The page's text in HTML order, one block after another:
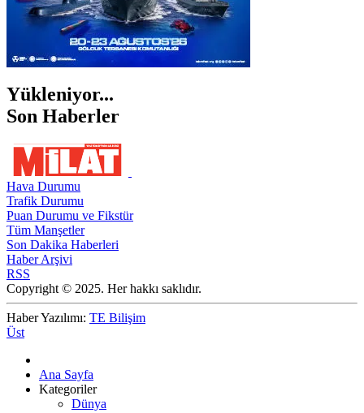
Yükleniyor...
Son Haberler
Hava Durumu
Trafik Durumu
Puan Durumu ve Fikstür
Tüm Manşetler
Son Dakika Haberleri
Haber Arşivi
RSS
Copyright © 2025. Her hakkı saklıdır.
Haber Yazılımı: TE Bilişim
Üst
Ana Sayfa
Kategoriler
Dünya